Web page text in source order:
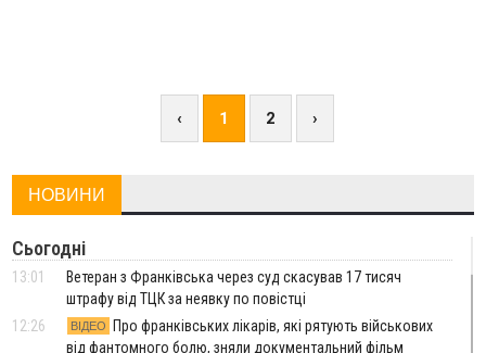
‹ 1 2 ›
НОВИНИ
Сьогодні
13:01
Ветеран з Франківська через суд скасував 17 тисяч
штрафу від ТЦК за неявку по повістці
12:26
ВІДЕО
Про франківських лікарів, які рятують військових
від фантомного болю, зняли документальний фільм